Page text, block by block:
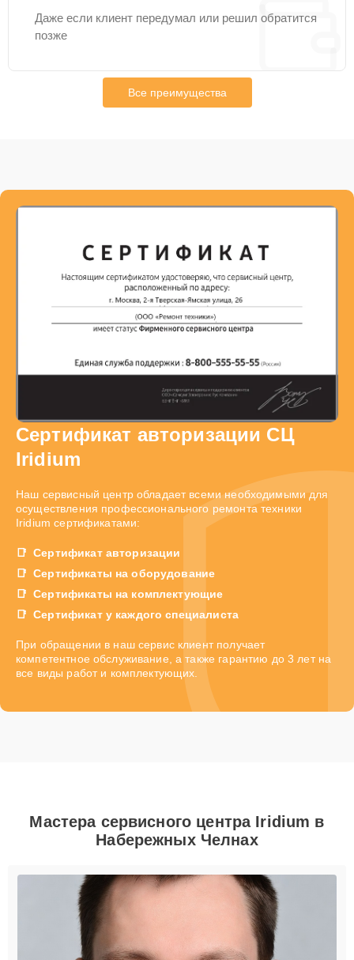
Даже если клиент передумал или решил обратится
позже
Все преимущества
Сертификат авторизации СЦ
Iridium
Наш сервисный центр обладает всеми необходимыми для
осуществления профессионального ремонта техники
Iridium сертификатами:
Сертификат авторизации
Сертификаты на оборудование
Сертификаты на комплектующие
Сертификат у каждого специалиста
При обращении в наш сервис клиент получает
компетентное обслуживание, а также гарантию до 3 лет на
все виды работ и комплектующих.
Мастера сервисного центра Iridium в
Набережных Челнах